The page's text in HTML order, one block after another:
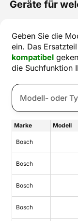
Geräte für
Geben Sie die
ein. Das
kompatibel
die Suchfunktion
Marke Modell
Bosch
Bosch
Bosch
Bosch